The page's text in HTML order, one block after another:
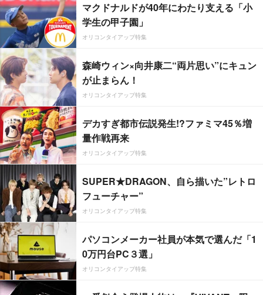
マクドナルドが40年にわたり支える「小
学生の甲子園」
オリコンタイアップ特集
森崎ウィン×向井康二“両片思い”にキュン
が止まらん！
オリコンタイアップ特集
デカすぎ都市伝説発生!?ファミマ45％増
量作戦再来
オリコンタイアップ特集
SUPER★DRAGON、自ら描いた”レトロ
フューチャー”
オリコンタイアップ特集
パソコンメーカー社員が本気で選んだ「1
0万円台PC３選」
オリコンタイアップ特集